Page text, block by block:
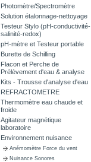
Photomètre/Spectromètre
Solution étalonnage-nettoyage
Testeur Stylo (pH-conductivité-
salinité-redox)
pH-mètre et Testeur portable
Burette de Schilling
Flacon et Perche de
Prélèvement d'eau & analyse
Kits - Trousse d'analyse d'eau
REFRACTOMETRE
Thermomètre eau chaude et
froide
Agitateur magnétique
laboratoire
Environnement nuisance
Anémomètre Force du vent
Nuisance Sonores